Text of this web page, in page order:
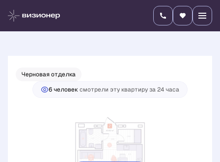
2-комнатная Цена по запросу
Черновая отделка
6 человексмотрели эту квартиру за 24 часа